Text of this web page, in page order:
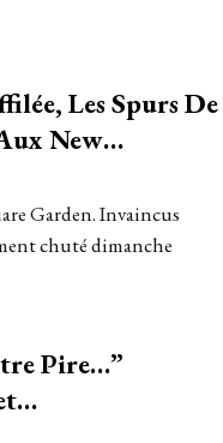
Les Spurs De
New…
Garden. Invaincus
chuté dimanche
Pire…”